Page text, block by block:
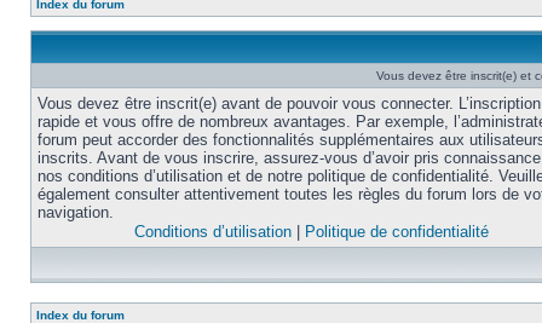
Index du forum
Vous devez être inscrit(e) et
Vous devez être inscrit(e) avant de pouvoir vous connecter.
rapide et vous offre de nombreux avantages. Par exemple,
forum peut accorder des fonctionnalités supplémentaires aux
inscrits. Avant de vous inscrire, assurez-vous d’avoir pris
nos conditions d’utilisation et de notre politique de confidentialité.
également consulter attentivement toutes les règles du forum lors de
navigation.
Conditions d’utilisation
Politique de confidentialité
Index du forum